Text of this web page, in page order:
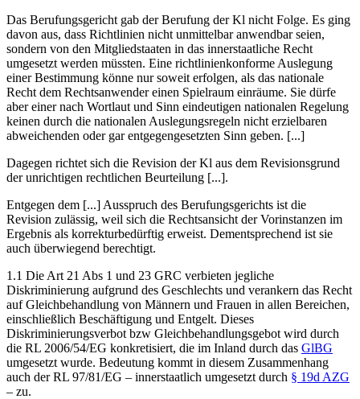
Das Berufungsgericht gab der Berufung der Kl nicht Folge. Es ging
davon aus, dass Richtlinien nicht unmittelbar anwendbar seien,
sondern von den Mitgliedstaaten in das innerstaatliche Recht
umgesetzt werden müssten. Eine richtlinienkonforme Auslegung
einer Bestimmung könne nur soweit erfolgen, als das nationale
Recht dem Rechtsanwender einen Spielraum einräume. Sie dürfe
aber einer nach Wortlaut und Sinn eindeutigen nationalen Regelung
keinen durch die nationalen Auslegungsregeln nicht erzielbaren
abweichenden oder gar entgegengesetzten Sinn geben. [...]
Dagegen richtet sich die Revision derKl aus dem Revisionsgrund
der unrichtigen rechtlichen Beurteilung [...].
Entgegen dem [...] Ausspruch des Berufungsgerichts ist die
Revision zulässig, weil sich die Rechtsansicht der Vorinstanzen im
Ergebnis als korrekturbedürftig erweist. Dementsprechend ist sie
auch überwiegend berechtigt.
1.1 Die Art 21 Abs 1 und 23 GRC verbieten jegliche
Diskriminierung aufgrund des Geschlechts und verankern das Recht
auf Gleichbehandlung von Männern und Frauen in allen Bereichen,
einschließlich Beschäftigung und Entgelt. Dieses
Diskriminierungsverbot bzw Gleichbehandlungsgebot wird durch
die RL 2006/54/EG konkretisiert, die im Inland durch das GlBG
umgesetzt wurde. Bedeutung kommt in diesem Zusammenhang
auch der RL 97/81/EG – innerstaatlich umgesetzt durch § 19d AZG
– zu.